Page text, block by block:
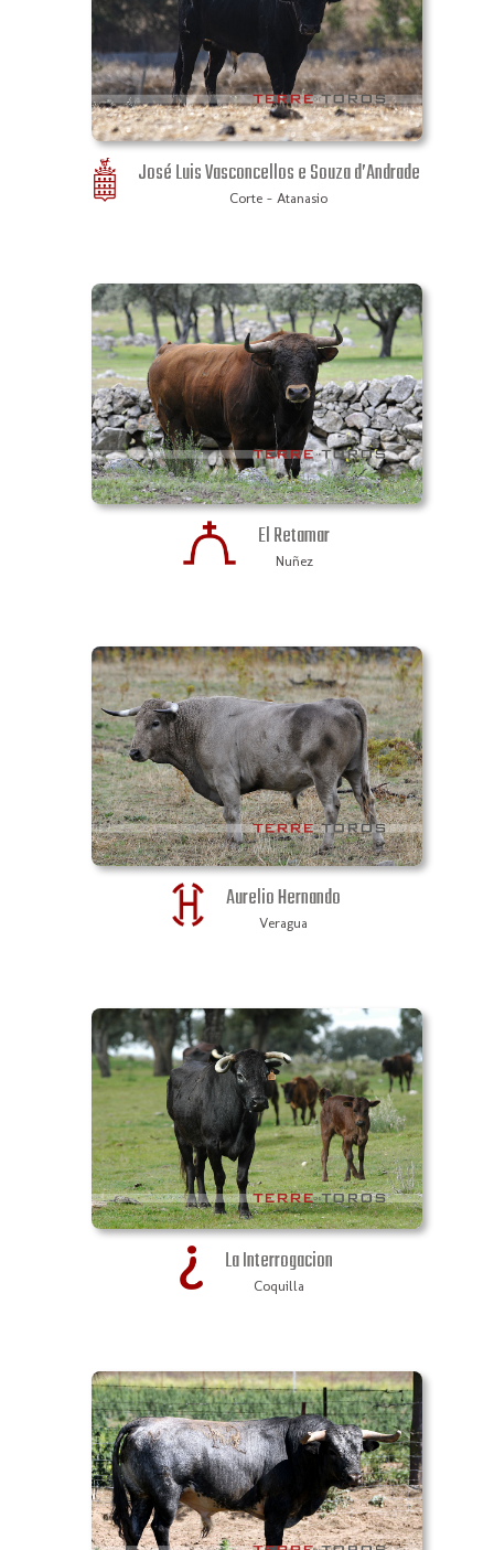
José Luis Vasconcellos e Souza d’Andrade
Corte - Atanasio
El Retamar
Nuñez
Aurelio Hernando
Veragua
La Interrogacion
Coquilla